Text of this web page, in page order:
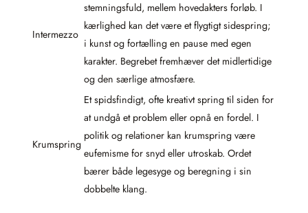
Intermezzo
stemningsfuld, mellem hovedakters forløb. I
kærlighed kan det være et flygtigt sidespring;
i kunst og fortælling en pause med egen
karakter. Begrebet fremhæver det midlertidige
og den særlige atmosfære.
Krumspring
Et spidsfindigt, ofte kreativt spring til siden for
at undgå et problem eller opnå en fordel. I
politik og relationer kan krumspring være
eufemisme for snyd eller utroskab. Ordet
bærer både legesyge og beregning i sin
dobbelte klang.